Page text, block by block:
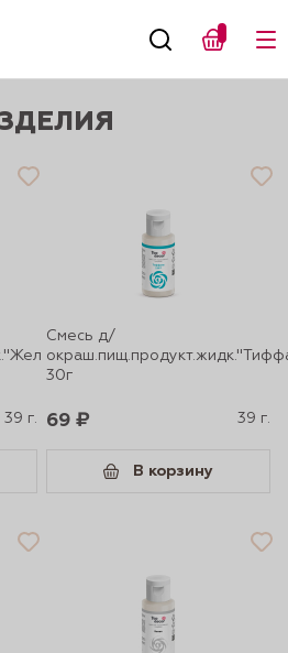
39 г.
Смесь д/
30г
69 ₽ 39 г.
В корзину